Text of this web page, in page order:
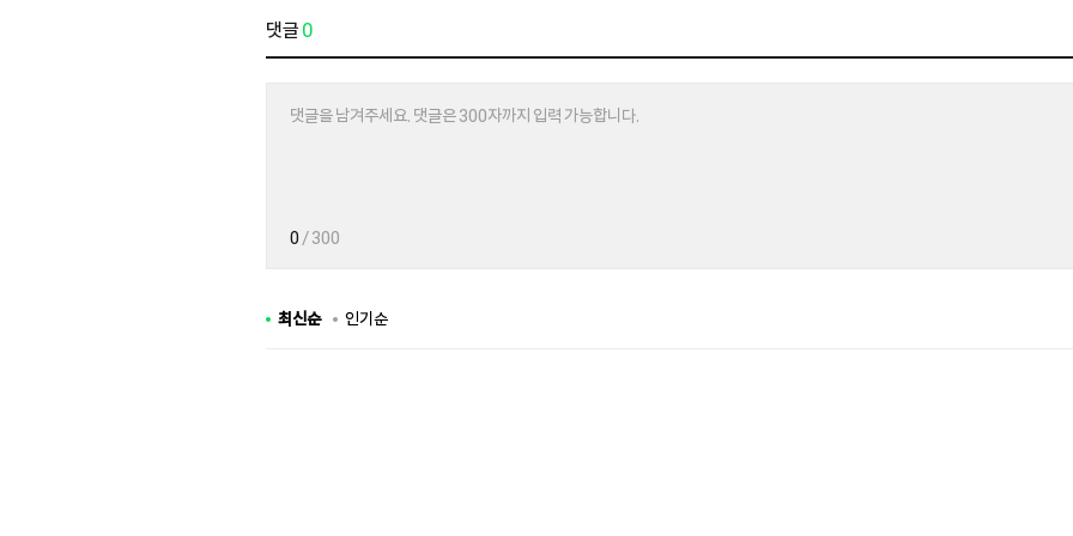
댓글 0
0 / 300
최신순 인기순